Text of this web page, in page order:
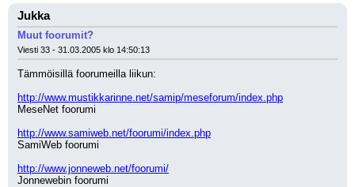
Jukka
Muut foorumit?
Viesti 33 - 31.03.2005 klo 14:50:13
Tämmöisillä foorumeilla liikun:
http://www.mustikkarinne.net/samip/meseforum/index.php
MeseNet foorumi
http://www.samiweb.net/foorumi/index.php
SamiWeb foorumi
http://www.jonneweb.net/foorumi/
Jonnewebin foorumi